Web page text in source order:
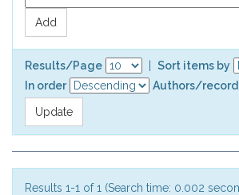
Results/Page
Sort items by
In order
Authors/record
Results 1-1 of 1 (Search time: 0.002